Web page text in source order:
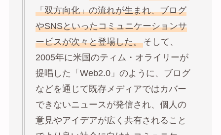
「双方向化」の流れが生まれ、ブログ
やSNSといったコミュニケーションサ
ービスが次々と登場した。そして、
2005年に米国のティム・オライリーが
提唱した「Web2.0」のように、ブログ
などを通じて既存メディアではカバー
できないニュースが発信され、個人の
意見やアイデアが広く共有されること